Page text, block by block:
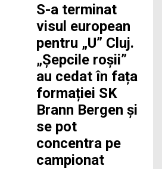
UEFA
Conference
League
S-a terminat
visul european
pentru „U” Cluj.
„Șepcile roșii”
au cedat în fața
formației SK
Brann Bergen și
se pot
concentra pe
campionat